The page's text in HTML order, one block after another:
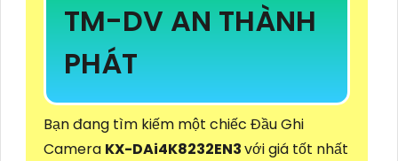
TM-DV AN THÀNH
PHÁT
Bạn đang tìm kiếm một chiếc Đầu Ghi
Camera KX-DAi4K8232EN3với giá tốt nhất